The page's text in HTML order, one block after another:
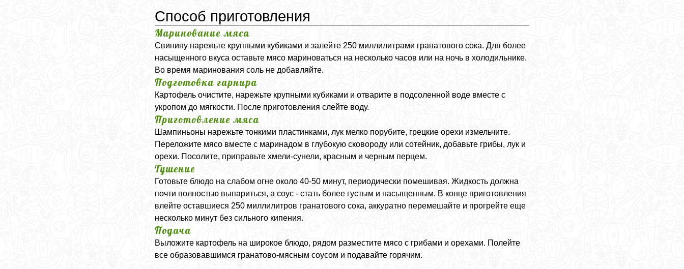
Способ приготовления
Маринование мяса
Свинину нарежьте крупными кубиками и залейте 250 миллилитрами гранатового сока. Для более
насыщенного вкуса оставьте мясо мариноваться на несколько часов или на ночь в холодильнике.
Во время маринования соль не добавляйте.
Подготовка гарнира
Картофель очистите, нарежьте крупными кубиками и отварите в подсоленной воде вместе с
укропом до мягкости. После приготовления слейте воду.
Приготовление мяса
Шампиньоны нарежьте тонкими пластинками, лук мелко порубите, грецкие орехи измельчите.
Переложите мясо вместе с маринадом в глубокую сковороду или сотейник, добавьте грибы, лук и
орехи. Посолите, приправьте хмели-сунели, красным и черным перцем.
Тушение
Готовьте блюдо на слабом огне около 40-50 минут, периодически помешивая. Жидкость должна
почти полностью выпариться, а соус - стать более густым и насыщенным. В конце приготовления
влейте оставшиеся 250 миллилитров гранатового сока, аккуратно перемешайте и прогрейте еще
несколько минут без сильного кипения.
Подача
Выложите картофель на широкое блюдо, рядом разместите мясо с грибами и орехами. Полейте
все образовавшимся гранатово-мясным соусом и подавайте горячим.